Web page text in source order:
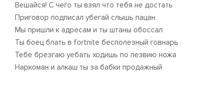
Вешайся! С чего ты взял что тебя не достать
Приговор подписал убегай слышь пацан
Мы пришли к адресам и ты штаны обоссал
Ты боец блaть в fortnite бесполезный говнарь
Тебе брезгаю уeбать ходишь по лезвию ножа
Наркоман и алкаш ты за бабки продажный